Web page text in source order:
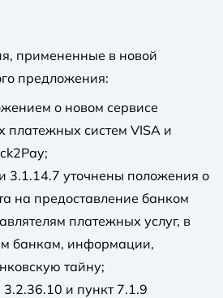
примененные в новой
предложения:
о новом сервисе
систем VISA и
3.1.14.7 уточнены положения о
на предоставление банком
платежных услуг, в
банкам, информации,
тайну;
и пункт 7.1.9